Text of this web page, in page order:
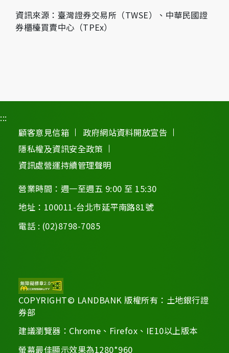
資訊來源：臺灣證券交易所（TWSE）、中華民國證
券櫃檯買賣中心（TPEx）
:::
顧客意見信箱
政府網站資料開放宣告
隱私權及資訊安全政策
資訊處營運持續管理聲明
營業時間：週一至週五 9:00 至 15:30
地址：100011-台北市延平南路81號
電話 : (02)8798-7085
COPYRIGHT© LANDBANK 版權所有：土地銀行證
券部
建議瀏覽器：Chrome、Firefox、IE10以上版本
螢幕最佳顯示效果為1280*960